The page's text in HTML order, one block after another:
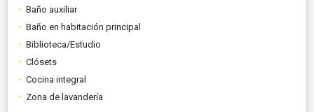
Baño auxiliar
Baño en habitación principal
Biblioteca/Estudio
Clósets
Cocina integral
Zona de lavandería